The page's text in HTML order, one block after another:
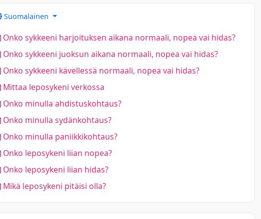
Suomalainen
Onko sykkeeni harjoituksen aikana normaali, nopea vai hidas?
Onko sykkeeni juoksun aikana normaali, nopea vai hidas?
Onko sykkeeni kävellessä normaali, nopea vai hidas?
Mittaa leposykeni verkossa
Onko minulla ahdistuskohtaus?
Onko minulla sydänkohtaus?
Onko minulla paniikkikohtaus?
Onko leposykeni liian nopea?
Onko leposykeni liian hidas?
Mikä leposykeni pitäisi olla?